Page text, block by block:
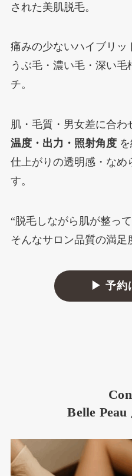
された美肌脱毛。
痛みの少ないハイブリッ
うぶ毛・濃い毛・深い
チ。
肌・毛質・男女差に合わ
温度・出力・照射角度を
仕上がりの透明感・なめ
す。
“脱毛しながら肌が整っ
そんなサロン品質の満足
▶ 予約
Belle